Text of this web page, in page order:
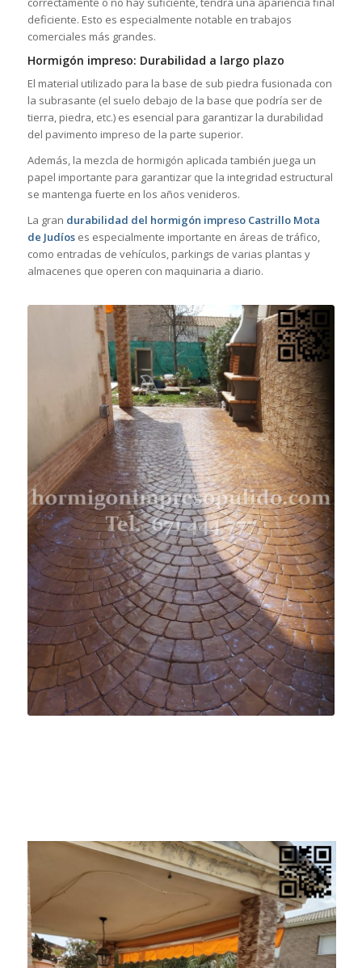
deficiente. Esto es especialmente notable en trabajos
comerciales más grandes.
Hormigón impreso: Durabilidad a largo plazo
El material utilizado para la base de sub piedra fusionada con
la subrasante (el suelo debajo de la base que podría ser de
tierra, piedra, etc.) es esencial para garantizar la durabilidad
del pavimento impreso de la parte superior.
Además, la mezcla de hormigón aplicada también juega un
papel importante para garantizar que la integridad estructural
se mantenga fuerte en los años venideros.
La gran durabilidad del hormigón impreso Castrillo Mota
de Judíoses especialmente importante en áreas de tráfico,
como entradas de vehículos, parkings de varias plantas y
almacenes que operen con maquinaria a diario.